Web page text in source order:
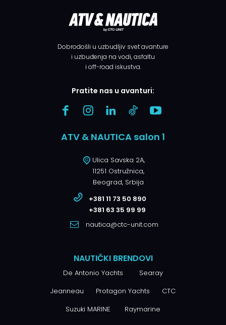
Dobrodošli u uzbudljiv svet avanture
i uzbuđenja na vodi, asfaltu
i off-road iskustva.
Pratite nas u avanturi:
ATV & NAUTICA salon 1
Ulica Savska 2A,
11251 Ostružnica,
Beograd, Srbija
+381 11 73 50 890
+381 63 35 99 99
nautica@ctc-unit.com
NAUTIČKI BRENDOVI
De Antonio Yachts
Searay
Jeanneau Protagon Yachts
CTC
Suzuki MARINE Raymarine